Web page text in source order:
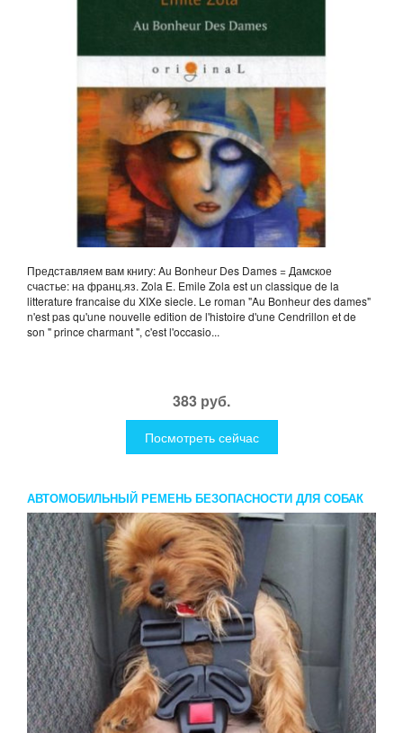
Представляем вам книгу: Au Bonheur Des Dames = Дамское
счастье: на франц.яз. Zola E. Emile Zola est un classique de la
litterature francaise du XIXe siecle. Le roman "Au Bonheur des dames"
n'est pas qu'une nouvelle edition de l'histoire d'une Cendrillon et de
son " prince charmant ", c'est l'occasio...
383 руб.
Посмотреть сейчас
АВТОМОБИЛЬНЫЙ РЕМЕНЬ БЕЗОПАСНОСТИ ДЛЯ СОБАК